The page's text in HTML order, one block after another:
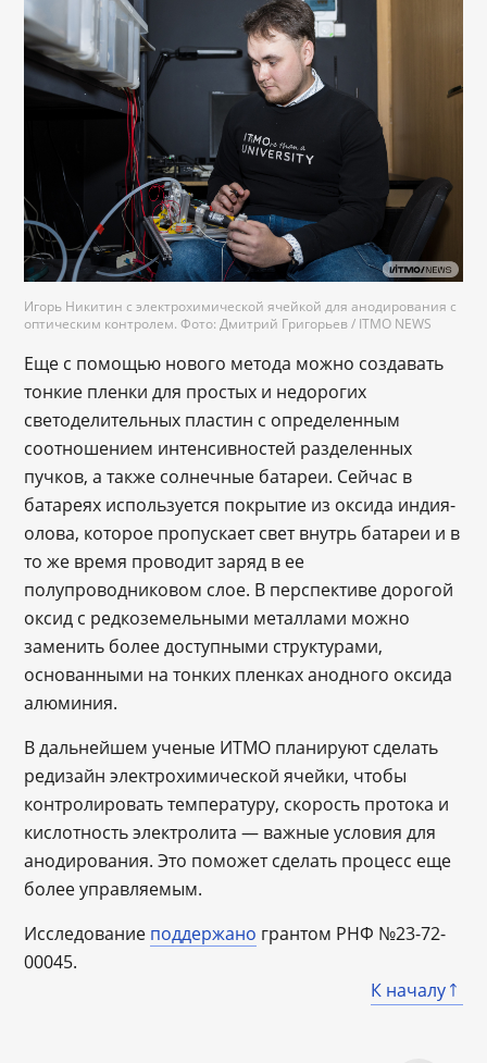
Игорь Никитин с электрохимической ячейкой для анодирования с
оптическим контролем. Фото: Дмитрий Григорьев / ITMO NEWS
Еще с помощью нового метода можно создавать
тонкие пленки для простых и недорогих
светоделительных пластин с определенным
соотношением интенсивностей разделенных
пучков, а также солнечные батареи. Сейчас в
батареях используется покрытие из оксида индия-
олова, которое пропускает свет внутрь батареи и в
то же время проводит заряд в ее
полупроводниковом слое. В перспективе дорогой
оксид с редкоземельными металлами можно
заменить более доступными структурами,
основанными на тонких пленках анодного оксида
алюминия.
В дальнейшем ученые ИТМО планируют сделать
редизайн электрохимической ячейки, чтобы
контролировать температуру, скорость протока и
кислотность электролита — важные условия для
анодирования. Это поможет сделать процесс еще
более управляемым.
Исследование поддержано грантом РНФ №23-72-
00045.
К началу